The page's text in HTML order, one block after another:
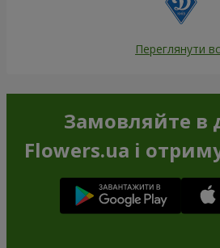
Переглянути
Замовляйте в
Flowers.ua і